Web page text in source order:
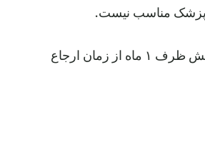
پزشک مناسب نیست.
سه آزمایش CBC متوالی در سال گذشته با فاصله حداقل ۱ ماه، که آخرین آزمایش ظرف ۱ ماه از زمان ارجاع